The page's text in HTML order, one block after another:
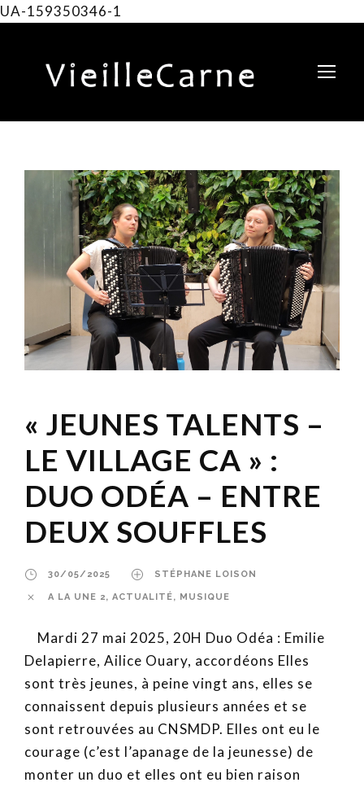
UA-159350346-1
« JEUNES TALENTS –
LE VILLAGE CA » :
DUO ODÉA – ENTRE
DEUX SOUFFLES
30/05/2025 STÉPHANE LOISON
A LA UNE 2, ACTUALITÉ, MUSIQUE
Mardi 27 mai 2025, 20H Duo Odéa : Emilie
Delapierre, Ailice Ouary, accordéons Elles
sont très jeunes, à peine vingt ans, elles se
connaissent depuis plusieurs années et se
sont retrouvées au CNSMDP. Elles ont eu le
courage (c’est l’apanage de la jeunesse) de
monter un duo et elles ont eu bien raison